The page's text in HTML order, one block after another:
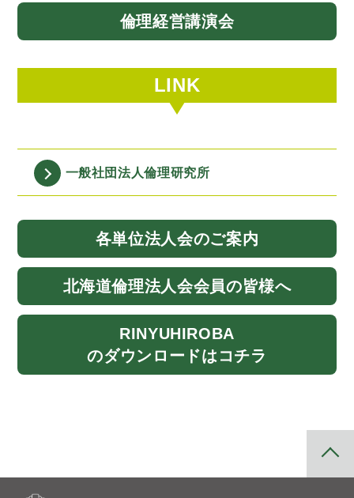
倫理経営講演会
LINK
一般社団法人倫理研究所
各単位法人会のご案内
北海道倫理法人会会員の皆様へ
RINYUHIROBA
のダウンロードはコチラ